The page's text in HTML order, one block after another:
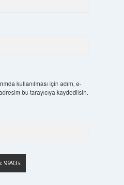
kullanılması için adım, e-
bu tarayıcıya kaydedilsin.